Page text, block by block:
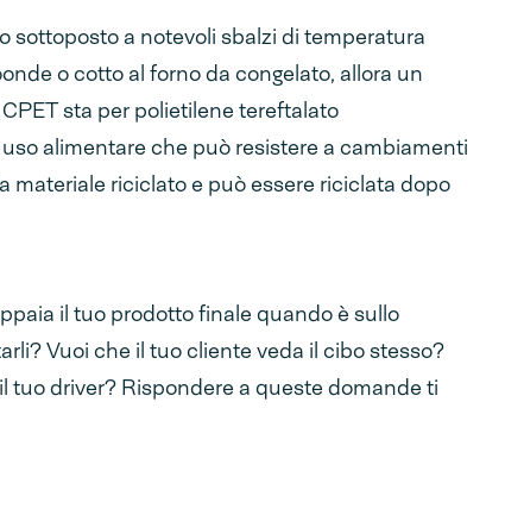
sottoposto a notevoli sbalzi di temperatura
o cotto al forno da congelato, allora un
sta per polietilene tereftalato
alimentare che può resistere a cambiamenti
riciclato e può essere riciclata dopo
il tuo prodotto finale quando è sullo
Vuoi che il tuo cliente veda il cibo stesso?
tuo driver? Rispondere a queste domande ti